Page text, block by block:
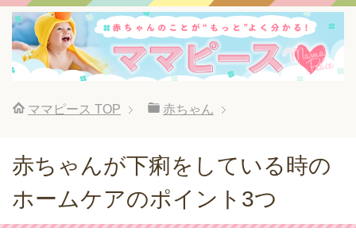
ママピース TOP 赤ちゃん
赤ちゃんが下痢をしている時の
ホームケアのポイント3つ